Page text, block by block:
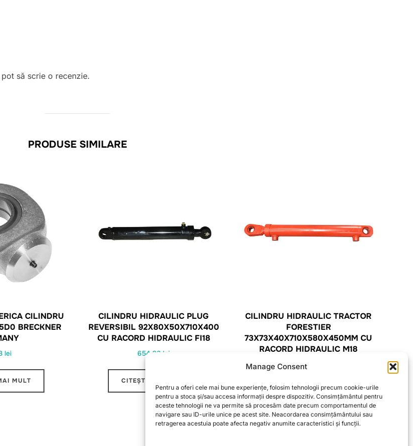
Manage Consent
Pentru a oferi cele mai bune experiențe, folosim tehnologii precum cookie-urile
pentru a stoca și/sau accesa informații despre dispozitiv. Consimțământul pentru
aceste tehnologii ne va permite să procesăm date precum comportamentul de
navigare sau ID-urile unice pe acest site. Neacordarea consimțământului sau
retragerea acestuia poate afecta negativ anumite caracteristici și funcții.
să scrie o recenzie.
PRODUSE SIMILARE
CILINDRU
BRECKNER
lei
MULT
CILINDRU HIDRAULIC PLUG
REVERSIBIL 92X80X50X710X400
CU RACORD HIDRAULIC FI18
654,82lei
CITEȘTE MAI MULT
CILINDRU HIDRAULIC TRACTOR
FORESTIER
73X73X40X710X580X450MM CU
RACORD HIDRAULIC M18
588,37
CITEȘTE MAI MULT